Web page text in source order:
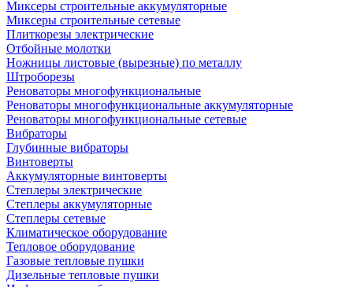
Миксеры строительные аккумуляторные
Миксеры строительные сетевые
Плиткорезы электрические
Отбойные молотки
Ножницы листовые (вырезные) по металлу
Штроборезы
Реноваторы многофункциональные
Реноваторы многофункциональные аккумуляторные
Реноваторы многофункциональные сетевые
Вибраторы
Глубинные вибраторы
Винтоверты
Аккумуляторные винтоверты
Степлеры электрические
Степлеры аккумуляторные
Степлеры сетевые
Климатическое оборудование
Тепловое оборудование
Газовые тепловые пушки
Дизельные тепловые пушки